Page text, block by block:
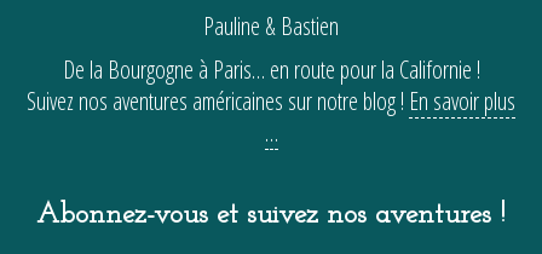
Pauline & Bastien
De la Bourgogne à Paris… en route pour la Californie !
Suivez nos aventures américaines sur notre blog ! En savoir plus
…
Abonnez-vous et suivez nos aventures !